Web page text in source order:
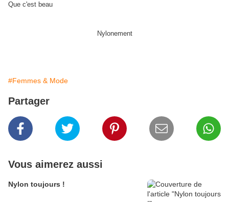
Que c'est beau
Nylonement
#Femmes & Mode
Partager
Vous aimerez aussi
Nylon toujours !